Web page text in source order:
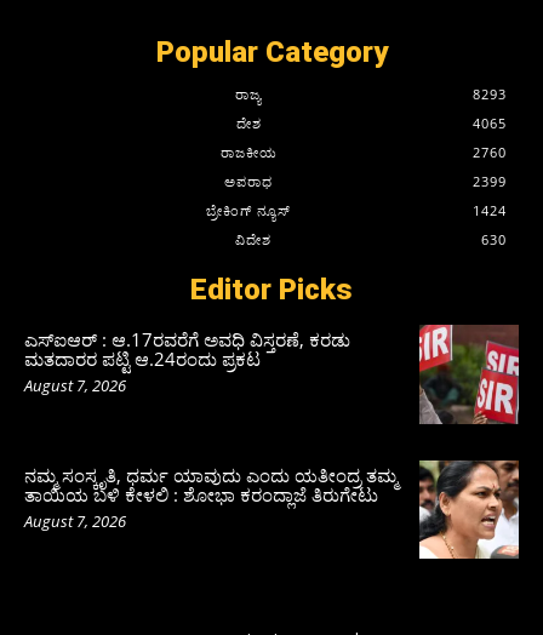
Popular Category
ರಾಜ್ಯ
8293
ದೇಶ
4065
ರಾಜಕೀಯ
2760
ಅಪರಾಧ
2399
ಬ್ರೇಕಿಂಗ್ ನ್ಯೂಸ್
1424
ವಿದೇಶ
630
Editor Picks
ಎಸ್‌ಐಆರ್‌ : ಆ.17ರವರೆಗೆ ಅವಧಿ ವಿಸ್ತರಣೆ, ಕರಡು
ಮತದಾರರ ಪಟ್ಟಿ ಆ.24ರಂದು ಪ್ರಕಟ
August 7, 2026
ನಮ್ಮ ಸಂಸ್ಕೃತಿ, ಧರ್ಮ ಯಾವುದು ಎಂದು ಯತೀಂದ್ರ ತಮ್ಮ
ತಾಯಿಯ ಬಳಿ ಕೇಳಲಿ : ಶೋಭಾ ಕರಂದ್ಲಾಜೆ ತಿರುಗೇಟು
August 7, 2026